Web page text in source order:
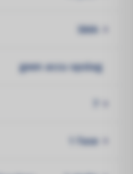
SMA
geen accu opslag
1 fase